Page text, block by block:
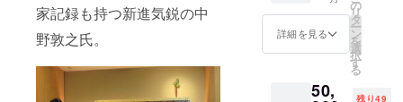
家記録も持つ新進気鋭の中
野敦之氏。
者全員
の集合
写真 ・
お礼の
セージ
詳細を見る
の
リ
タ
ー
ン
を
選
択
す
る
50, 残り49